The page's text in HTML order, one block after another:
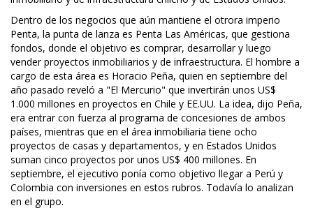
Dentro de los negocios que aún mantiene el otrora imperio
Penta, la punta de lanza es Penta Las Américas, que gestiona
fondos, donde el objetivo es comprar, desarrollar y luego
vender proyectos inmobiliarios y de infraestructura. El hombre a
cargo de esta área es Horacio Peña, quien en septiembre del
año pasado reveló a "El Mercurio" que invertirán unos US$
1.000 millones en proyectos en Chile y EE.UU. La idea, dijo Peña,
era entrar con fuerza al programa de concesiones de ambos
países, mientras que en el área inmobiliaria tiene ocho
proyectos de casas y departamentos, y en Estados Unidos
suman cinco proyectos por unos US$ 400 millones. En
septiembre, el ejecutivo ponía como objetivo llegar a Perú y
Colombia con inversiones en estos rubros. Todavía lo analizan
en el grupo.